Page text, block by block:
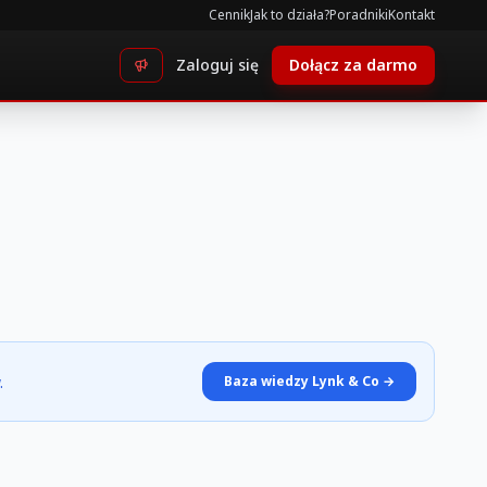
CennikJak to działa?PoradnikiKontakt
Zaloguj się Dołącz za darmo
Baza wiedzy Lynk & Co →